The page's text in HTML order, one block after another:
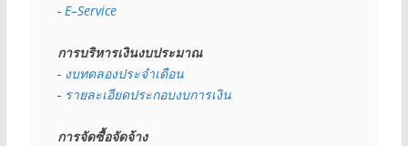
- E–Service
การบริหารเงินงบประมาณ
- งบทดลองประจำเดือน
- รายละเอียดประกอบงบการเงิน
การจัดซื้อจัดจ้าง